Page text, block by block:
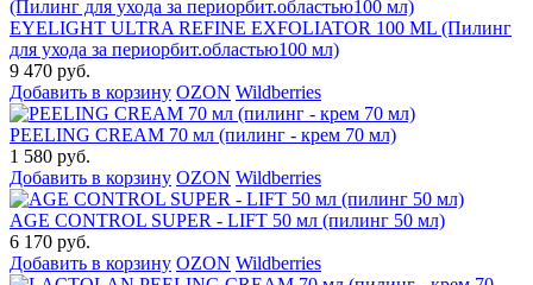
EYELIGHT ULTRA REFINE EXFOLIATOR 100 ML (Пилинг
для ухода за периорбит.областью100 мл)
9 470 руб.
Добавить в корзину OZON Wildberries
PEELING CREAM 70 мл (пилинг - крем 70 мл)
1 580 руб.
Добавить в корзину OZON Wildberries
AGE CONTROL SUPER - LIFT 50 мл (пилинг 50 мл)
6 170 руб.
Добавить в корзину OZON Wildberries